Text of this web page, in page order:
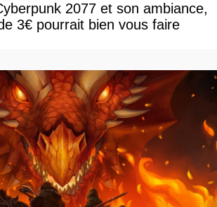
2077 et son ambiance,
3€ pourrait bien vous faire